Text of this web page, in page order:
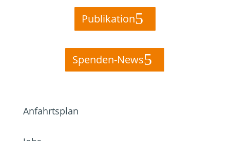
Publikation
Spenden-News
Anfahrtsplan